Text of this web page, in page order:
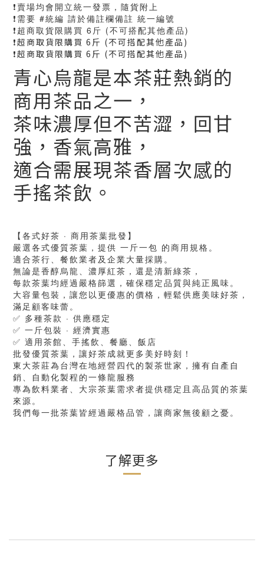
❗️賣場均會開立統一發票，隨貨附上
❗️需要 #統編 請於備註欄備註 統一編號
❗️超商取貨限購買 6斤 (不可搭配其他產品)
❗️超商取貨限購買 6斤 (不可搭配其他產品)
❗️超商取貨限購買 6斤 (不可搭配其他產品)
青心烏龍是本茶莊熱銷的
商用茶品之一，
茶味濃厚但不苦澀，回甘
強，香氣高雅，
適合需展現茶香層次感的
手搖茶飲。
【各式好茶 · 商用茶葉批發】
嚴選各式優質茶葉，提供 一斤一包 的商用規格。
適合茶行、餐飲業者及企業大量採購。
無論是香醇烏龍、濃厚紅茶，還是清新綠茶，
每款茶葉均經過嚴格篩選，確保穩定品質與純正風味。
大容量包裝，讓您以更優惠的價格，輕鬆供應美味好茶，
滿足顧客味蕾。
✅ 多種茶款 · 供應穩定
✅ 一斤包裝 · 經濟實惠
✅ 適用茶館、手搖飲、餐廳、飯店
批發優質茶葉，讓好茶成就更多美好時刻！
東大茶莊為台灣在地經營四代的製茶世家，擁有自產自
銷、自動化製程的一條龍服務
專為飲料業者、大宗茶葉需求者提供穩定且高品質的茶葉
來源。
我們每一批茶葉皆經過嚴格品管，讓商家無後顧之憂。
了解更多